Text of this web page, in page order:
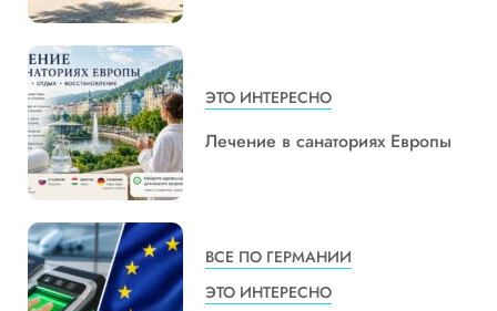
ЭТО ИНТЕРЕСНО
Лечение в санаториях Европы
ВСЕ ПО ГЕРМАНИИ
ЭТО ИНТЕРЕСНО